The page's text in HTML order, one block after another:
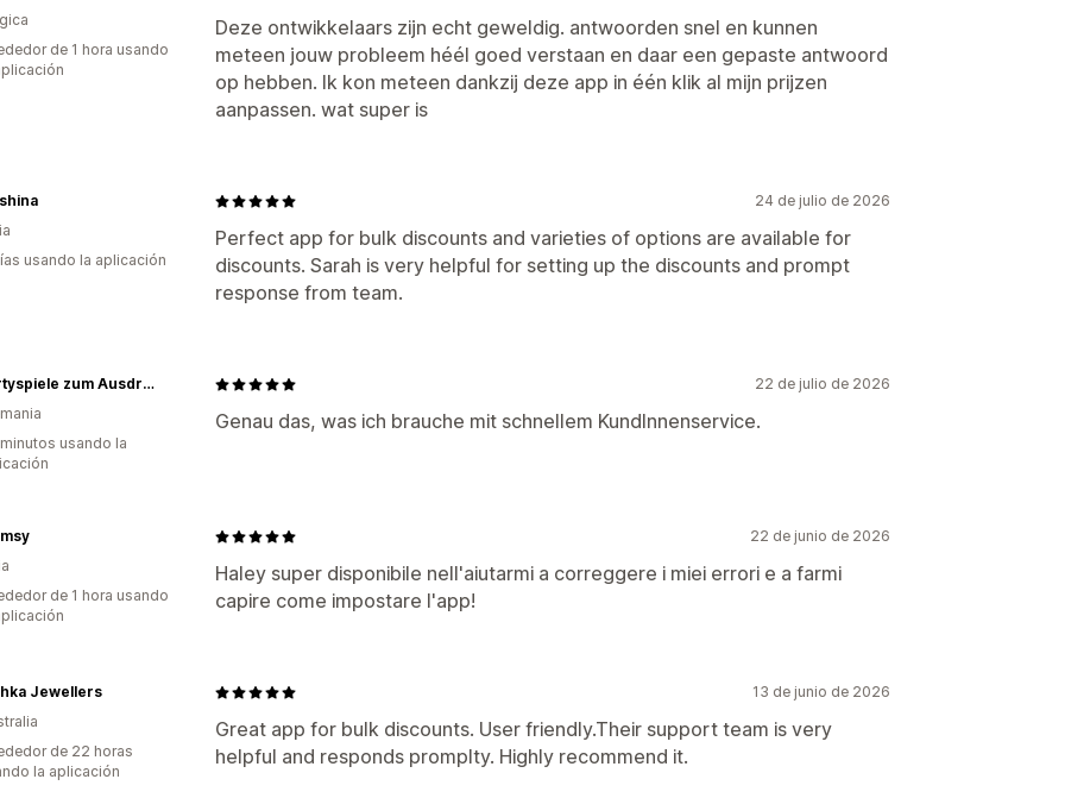
Deze ontwikkelaars zijn echt geweldig. antwoorden snel en kunnen
meteen jouw probleem héél goed verstaan en daar een gepaste antwoord
op hebben. Ik kon meteen dankzij deze app in één klik al mijn prijzen
aanpassen. wat super is
de 1 hora usando
24 de julio de 2026
Perfect app for bulk discounts and varieties of options are available for
discounts. Sarah is very helpful for setting up the discounts and prompt
response from team.
usando la aplicación
22 de julio de 2026
Genau das, was ich brauche mit schnellem KundInnenservice.
Partyspiele zum Ausdrucken
usando la
22 de junio de 2026
Haley super disponibile nell'aiutarmi a correggere i miei errori e a farmi
capire come impostare l'app!
de 1 hora usando
13 de junio de 2026
Great app for bulk discounts. User friendly.Their support team is very
helpful and responds promplty. Highly recommend it.
Jewellers
de 22 horas
la aplicación